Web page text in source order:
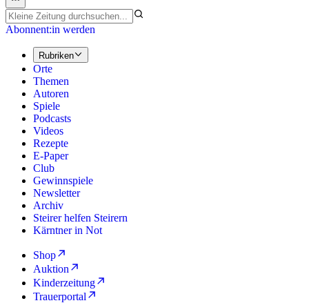
Abonnent:in werden
Rubriken
Orte
Themen
Autoren
Spiele
Podcasts
Videos
Rezepte
E-Paper
Club
Gewinnspiele
Newsletter
Archiv
Steirer helfen Steirern
Kärntner in Not
Shop
Auktion
Kinderzeitung
Trauerportal